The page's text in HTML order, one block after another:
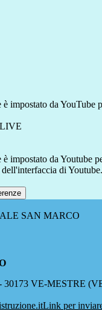
è impostato da YouTube
è impostato da Youtube
di Youtube.
SAN MARCO
30173 VE-MESTRE
Link per